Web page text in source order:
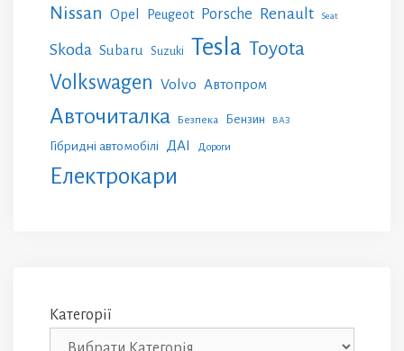
Nissan Opel Peugeot Porsche Renault Seat
Skoda Subaru Suzuki Tesla Toyota
Volkswagen Volvo Автопром
Авточиталка Безпека Бензин ВАЗ
Гібридні автомобілі ДАІ Дороги
Електрокари
Категорії